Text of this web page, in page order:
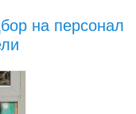
на персонал